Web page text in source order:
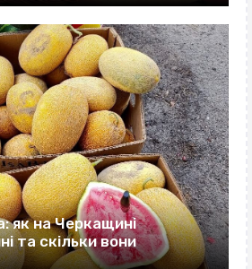
як на Черкащині
та скільки вони